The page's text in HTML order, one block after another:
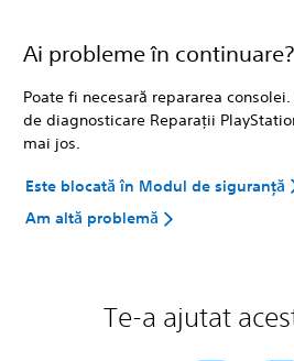
Ai probleme în continuare?
Poate fi necesară repararea
de diagnosticare Reparații
mai jos.
Este blocată în Modul de siguranță
Am altă problemă
Te-a ajutat